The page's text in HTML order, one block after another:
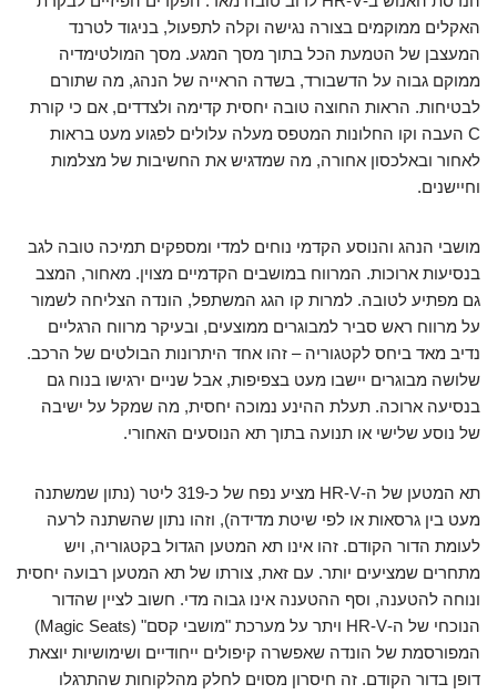
האקלים ממוקמים בצורה נגישה וקלה לתפעול, בניגוד לטרנד
המעצבן של הטמעת הכל בתוך מסך המגע. מסך המולטימדיה
ממוקם גבוה על הדשבורד, בשדה הראייה של הנהג, מה שתורם
לבטיחות. הראות החוצה טובה יחסית קדימה ולצדדים, אם כי קורת
C העבה וקו החלונות המטפס מעלה עלולים לפגוע מעט בראות
לאחור ובאלכסון אחורה, מה שמדגיש את החשיבות של מצלמות
וחיישנים.
מושבי הנהג והנוסע הקדמי נוחים למדי ומספקים תמיכה טובה לגב
בנסיעות ארוכות. המרווח במושבים הקדמיים מצוין. מאחור, המצב
גם מפתיע לטובה. למרות קו הגג המשתפל, הונדה הצליחה לשמור
על מרווח ראש סביר למבוגרים ממוצעים, ובעיקר מרווח הרגליים
נדיב מאד ביחס לקטגוריה – זהו אחד היתרונות הבולטים של הרכב.
שלושה מבוגרים יישבו מעט בצפיפות, אבל שניים ירגישו בנוח גם
בנסיעה ארוכה. תעלת ההינע נמוכה יחסית, מה שמקל על ישיבה
של נוסע שלישי או תנועה בתוך תא הנוסעים האחורי.
תא המטען של ה-HR-V מציע נפח של כ-319 ליטר (נתון שמשתנה
מעט בין גרסאות או לפי שיטת מדידה), וזהו נתון שהשתנה לרעה
לעומת הדור הקודם. זהו אינו תא המטען הגדול בקטגוריה, ויש
מתחרים שמציעים יותר. עם זאת, צורתו של תא המטען רבועה יחסית
ונוחה להטענה, וסף ההטענה אינו גבוה מדי. חשוב לציין שהדור
הנוכחי של ה-HR-V ויתר על מערכת "מושבי קסם" (Magic Seats)
המפורסמת של הונדה שאפשרה קיפולים ייחודיים ושימושיות יוצאת
דופן בדור הקודם. זה חיסרון מסוים לחלק מהלקוחות שהתרגלו